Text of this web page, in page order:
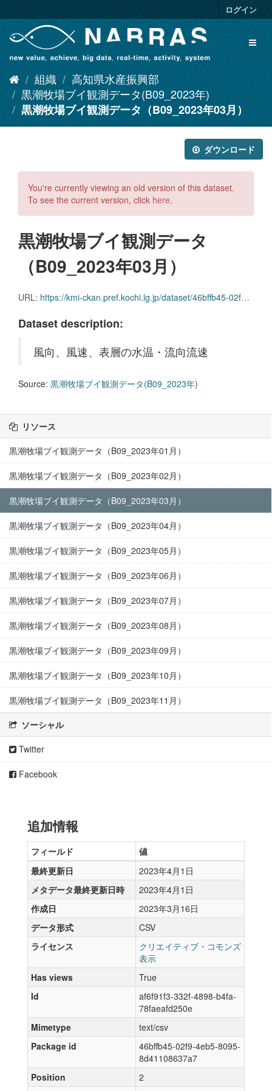
キ
ログイン
組織
高知県水産振興部
黒潮牧場ブイ観測データ(B09_2023年)
黒潮牧場ブイ観測データ（B09_2023年03月）
ダウンロード
You're currently viewing an old version of this dataset.
To see the current version, click here.
黒潮牧場ブイ観測データ
（B09_2023年03月）
URL: https://kmi-ckan.pref.kochi.lg.jp/dataset/46bffb45-02f9-4eb5-8095-8d41108637a7/resource/af6f91f3-332f-4898-b4fa-78faeafd250e/download/kuroshiobokujoubuikansokudatab09_2023nen03.csv
Dataset description:
風向、風速、表層の水温・流向流速
Source: 黒潮牧場ブイ観測データ(B09_2023年)
リソース
黒潮牧場ブイ観測データ（B09_2023年01月）
黒潮牧場ブイ観測データ（B09_2023年02月）
黒潮牧場ブイ観測データ（B09_2023年03月）
黒潮牧場ブイ観測データ（B09_2023年04月）
黒潮牧場ブイ観測データ（B09_2023年05月）
黒潮牧場ブイ観測データ（B09_2023年06月）
黒潮牧場ブイ観測データ（B09_2023年07月）
黒潮牧場ブイ観測データ（B09_2023年08月）
黒潮牧場ブイ観測データ（B09_2023年09月）
黒潮牧場ブイ観測データ（B09_2023年10月）
黒潮牧場ブイ観測データ（B09_2023年11月）
ソーシャル
Twitter
Facebook
追加情報
フィールド
値
最終更新日
2023年4月1日
メタデータ最終更新日時
2023年4月1日
作成日
2023年3月16日
データ形式
CSV
ライセンス
クリエイティブ・コモンズ
表示
Has views
True
Id
af6f91f3-332f-4898-b4fa-
78faeafd250e
Mimetype
text/csv
Package id
46bffb45-02f9-4eb5-8095-
8d41108637a7
Position
2